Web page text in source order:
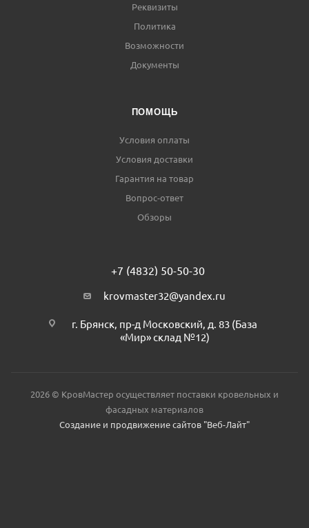
Реквизиты
Политика
Возможности
Документы
ПОМОЩЬ
Условия оплаты
Условия доставки
Гарантия на товар
Вопрос-ответ
Обзоры
+7 (4832) 50-50-30
krovmaster32@yandex.ru
г. Брянск, пр-д Московский, д. 83 (База
«Мир» склад №12)
2026 © КровМастер осуществляет поставки кровельных и
фасадных материалов
Создание и продвижение сайтов "Веб-Лайт"